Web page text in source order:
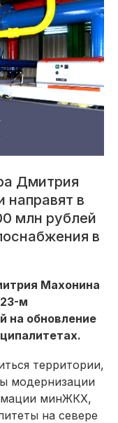
Дмитрия
направят в
млн рублей
в
Махонина
м
на обновление
территории,
модернизации
минЖКХ,
на севере